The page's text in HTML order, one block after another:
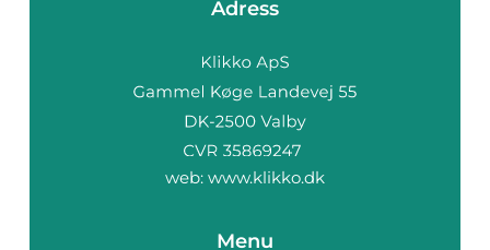
Adress
web: www.klikko.dk
Menu